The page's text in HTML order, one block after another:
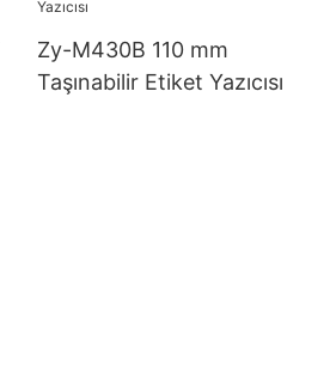
Zy-M430B 110 mm
Taşınabilir Etiket Yazıcısı